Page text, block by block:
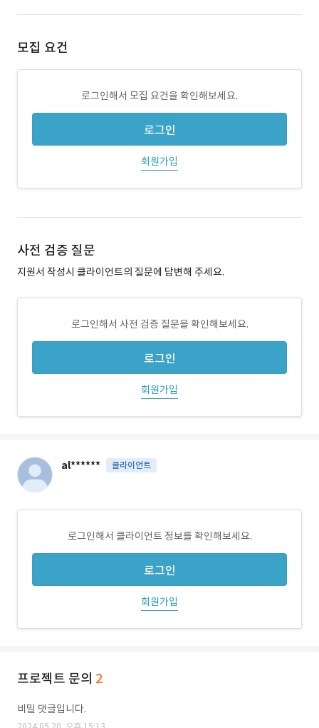
모집 요건
로그인해서 모집 요건을 확인해보세요.
로그인
회원가입
사전 검증 질문
지원서 작성시 클라이언트의 질문에 답변해 주세요.
로그인해서 사전 검증 질문을 확인해보세요.
로그인
회원가입
al****** 클라이언트
로그인해서 클라이언트 정보를 확인해보세요.
로그인
회원가입
프로젝트 문의 2
비밀 댓글입니다.